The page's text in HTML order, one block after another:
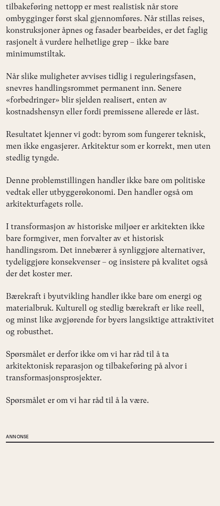
tilbakeføring nettopp er mest realistisk når store
ombygginger først skal gjennomføres. Når stillas reises,
konstruksjoner åpnes og fasader bearbeides, er det faglig
rasjonelt å vurdere helhetlige grep – ikke bare
minimumstiltak.
Når slike muligheter avvises tidlig i reguleringsfasen,
snevres handlingsrommet permanent inn. Senere
«forbedringer» blir sjelden realisert, enten av
kostnadshensyn eller fordi premissene allerede er låst.
Resultatet kjenner vi godt: byrom som fungerer teknisk,
men ikke engasjerer. Arkitektur som er korrekt, men uten
stedlig tyngde.
Denne problemstillingen handler ikke bare om politiske
vedtak eller utbyggerøkonomi. Den handler også om
arkitekturfagets rolle.
I transformasjon av historiske miljøer er arkitekten ikke
bare formgiver, men forvalter av et historisk
handlingsrom. Det innebærer å synliggjøre alternativer,
tydeliggjøre konsekvenser – og insistere på kvalitet også
der det koster mer.
Bærekraft i byutvikling handler ikke bare om energi og
materialbruk. Kulturell og stedlig bærekraft er like reell,
og minst like avgjørende for byers langsiktige attraktivitet
og robusthet.
Spørsmålet er derfor ikke om vi har råd til å ta
arkitektonisk reparasjon og tilbakeføring på alvor i
transformasjonsprosjekter.
Spørsmålet er om vi har råd til å la være.
ANNONSE